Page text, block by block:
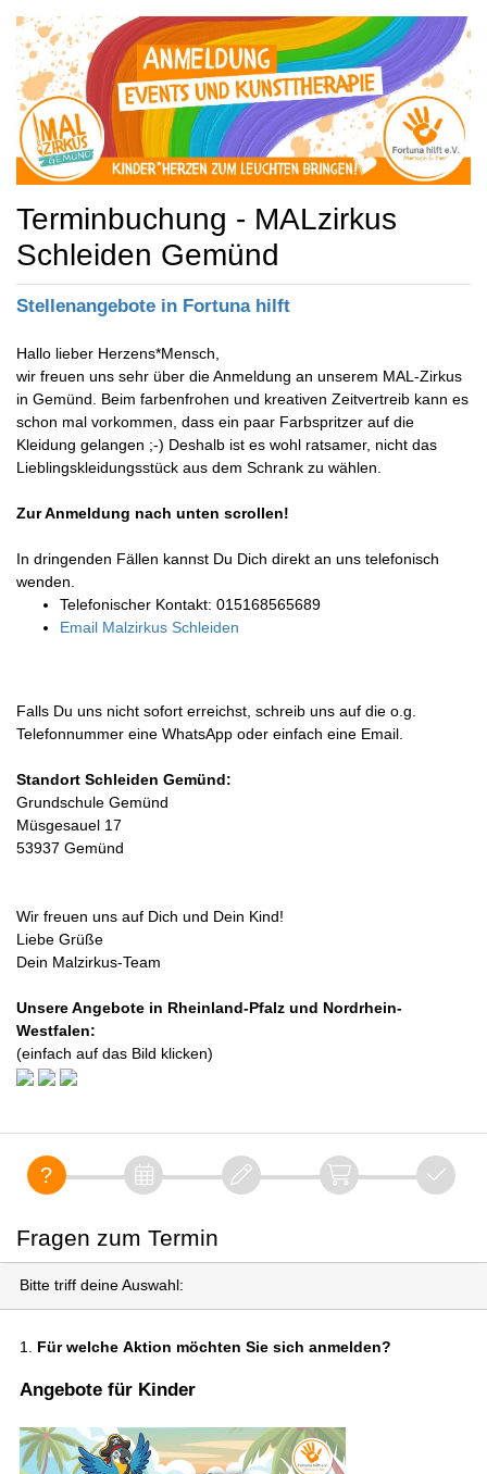
Terminbuchung - MALzirkus
Schleiden Gemünd
Stellenangebote in Fortuna hilft
Hallo lieber Herzens*Mensch,
wir freuen uns sehr über die Anmeldung an unserem MAL-Zirkus
in Gemünd. Beim farbenfrohen und kreativen Zeitvertreib kann es
schon mal vorkommen, dass ein paar Farbspritzer auf die
Kleidung gelangen ;-) Deshalb ist es wohl ratsamer, nicht das
Lieblingskleidungsstück aus dem Schrank zu wählen.
Zur Anmeldung nach unten scrollen!
In dringenden Fällen kannst Du Dich direkt an uns telefonisch
wenden.
Telefonischer Kontakt: 015168565689
Email Malzirkus Schleiden
Falls Du uns nicht sofort erreichst, schreib uns auf die o.g.
Telefonnummer eine WhatsApp oder einfach eine Email.
Standort Schleiden Gemünd:
Grundschule Gemünd
Müsgesauel 17
53937 Gemünd
Wir freuen uns auf Dich und Dein Kind!
Liebe Grüße
Dein Malzirkus-Team
Unsere Angebote in Rheinland-Pfalz und Nordrhein-
Westfalen:
(einfach auf das Bild klicken)
Fragen zum Termin
Bitte triff deine Auswahl:
1. Für welche Aktion möchten Sie sich anmelden?
Angebote für Kinder